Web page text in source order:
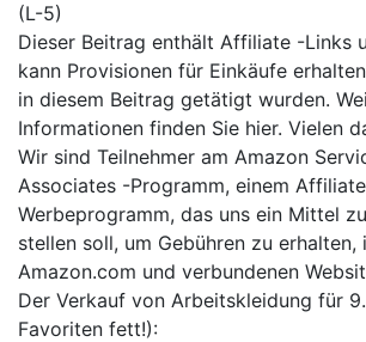
(L-5)
Dieser Beitrag enthält Affiliate -Links
kann Provisionen für Einkäufe
in diesem Beitrag getätigt wurden.
Informationen finden Sie hier. Vielen
Wir sind Teilnehmer am Amazon
Associates -Programm, einem
Werbeprogramm, das uns ein Mittel
stellen soll, um Gebühren zu
Amazon.com und verbundenen
Der Verkauf von Arbeitskleidung für
Favoriten fett!):